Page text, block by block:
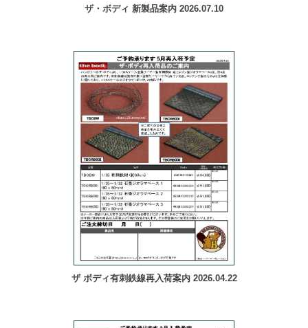
ザ・ボディ 新製品案内 2026.07.10
ザ ボディ有刺鉄線再入荷案内 2026.04.22